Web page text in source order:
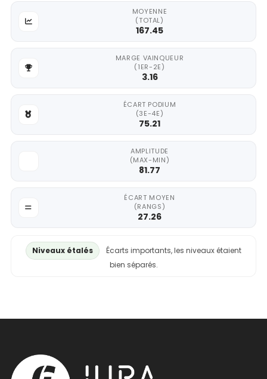
MOYENNE
(TOTAL)
167.45
MARGE VAINQUEUR
(1ER-2E)
3.16
ÉCART PODIUM
(3E-4E)
75.21
AMPLITUDE
(MAX-MIN)
81.77
ÉCART MOYEN
(RANGS)
27.26
Niveaux étalés
Écarts importants, les niveaux étaient
bien séparés.